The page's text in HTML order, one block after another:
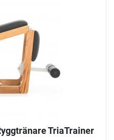
TriaTrainer